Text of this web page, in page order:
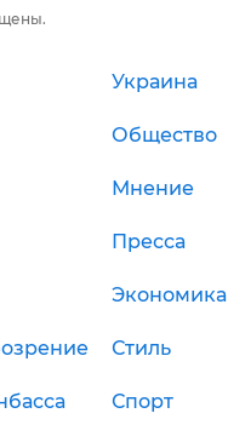
Украина
Общество
Мнение
Пресса
Экономика
Стиль
Спорт